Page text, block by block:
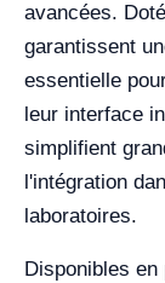
avancées.
garantissent
essentielle
leur interface
simplifient
l'intégration
laboratoires.
Disponibles